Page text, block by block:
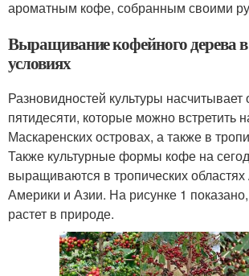
ароматным кофе, собранным своими
Выращивание кофейного дерева
условиях
Разновидностей культуры насчитывает
пятидесяти, которые можно встретить
Маскаренских островах, а также в
Также культурные формы кофе на
выращиваются в тропических
Америки и Азии. На рисунке 1 показано,
растет в природе.